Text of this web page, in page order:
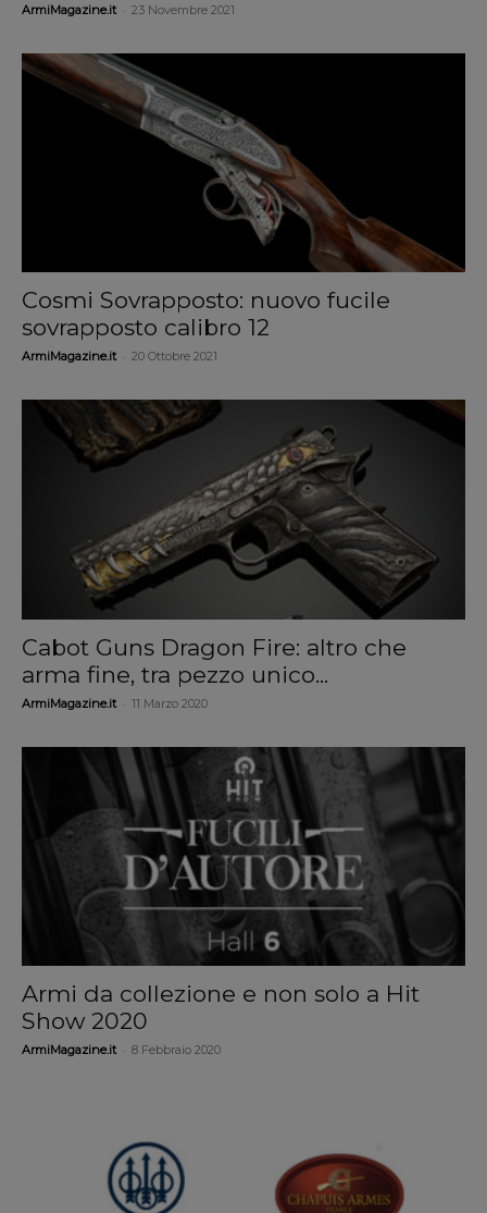
ArmiMagazine.it 23 Novembre 2021
Cosmi Sovrapposto: nuovo fucile
sovrapposto calibro 12
ArmiMagazine.it 20 Ottobre 2021
Cabot Guns Dragon Fire: altro che
arma fine, tra pezzo unico...
ArmiMagazine.it 11 Marzo 2020
Armi da collezione e non solo a Hit
Show 2020
ArmiMagazine.it 8 Febbraio 2020